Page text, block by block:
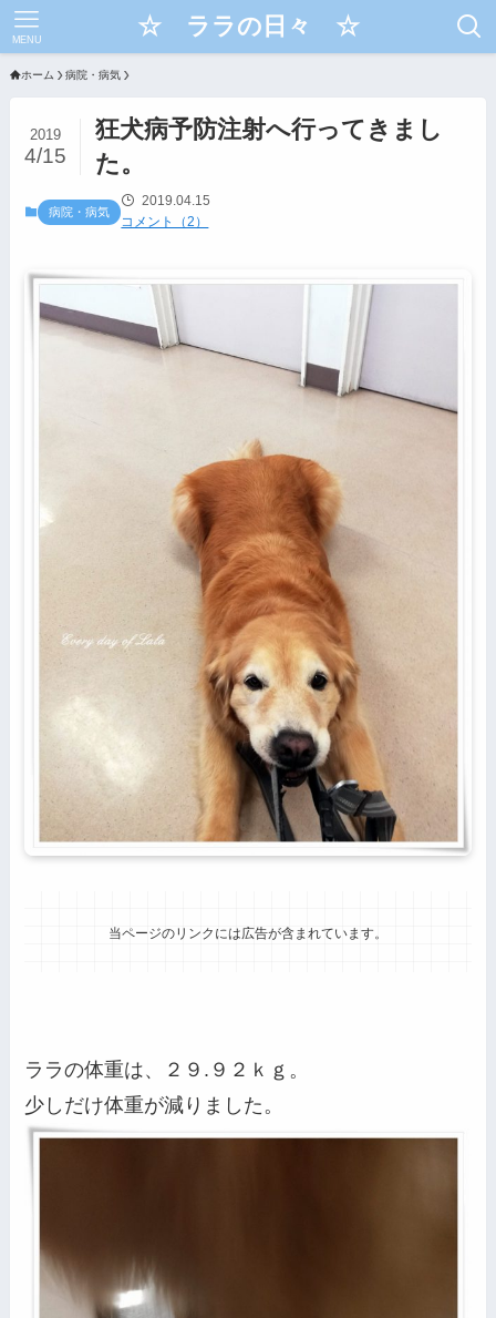
☆ ララの日々 ☆
MENU
ホーム 病院・病気
狂犬病予防注射へ行ってきまし
た。
2019
4/15
病院・病気
2019.04.15
コメント（2）
当ページのリンクには広告が含まれています。
ララの体重は、２９.９２ｋｇ。
少しだけ体重が減りました。